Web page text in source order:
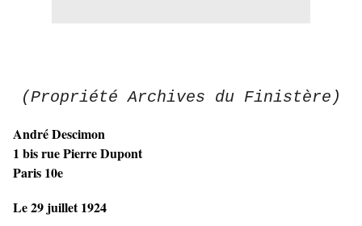
(Propriété Archives du Finistère)
André Descimon
1 bis rue Pierre Dupont
Paris 10e
Le 29 juillet 1924